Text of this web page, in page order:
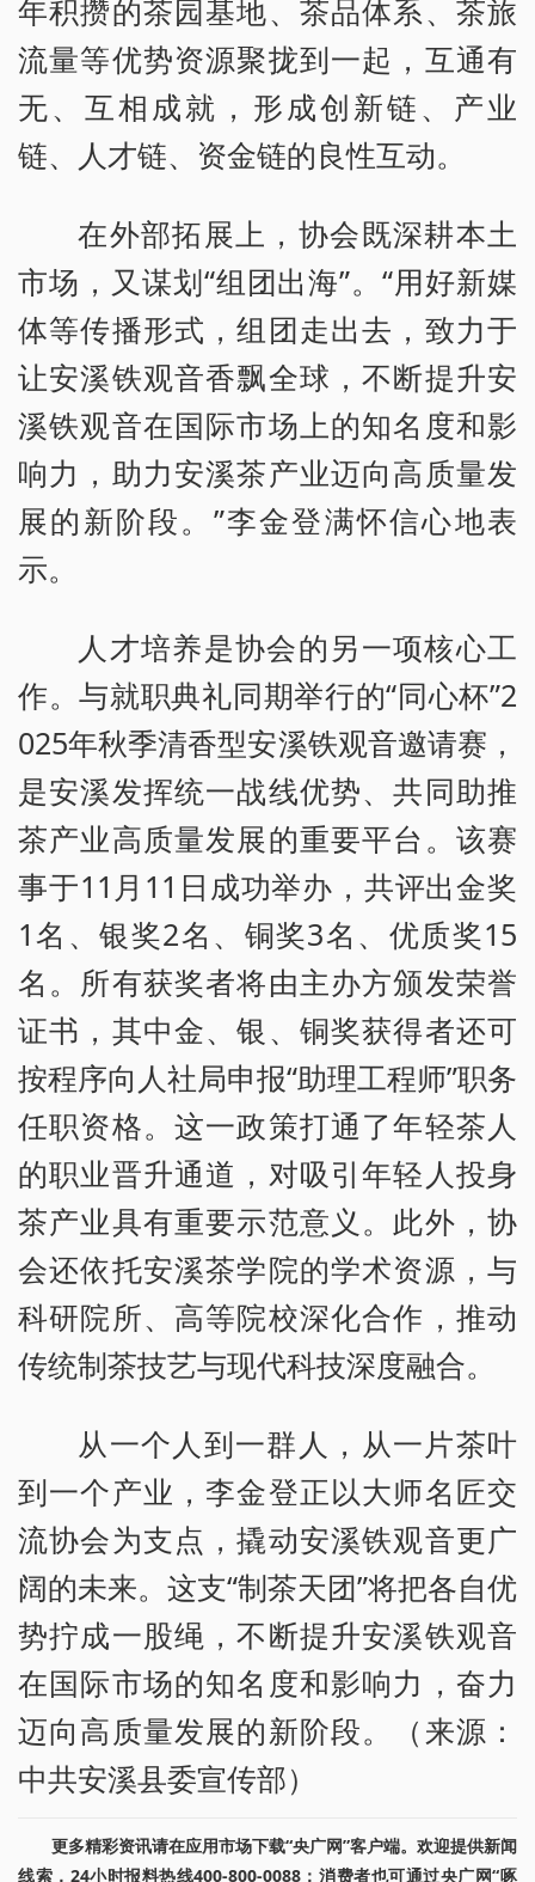
年积攒的茶园基地、茶品体系、茶旅
流量等优势资源聚拢到一起，互通有
无、互相成就，形成创新链、产业
链、人才链、资金链的良性互动。
在外部拓展上，协会既深耕本土
市场，又谋划“组团出海”。“用好新媒
体等传播形式，组团走出去，致力于
让安溪铁观音香飘全球，不断提升安
溪铁观音在国际市场上的知名度和影
响力，助力安溪茶产业迈向高质量发
展的新阶段。”李金登满怀信心地表
示。
人才培养是协会的另一项核心工
作。与就职典礼同期举行的“同心杯”2
025年秋季清香型安溪铁观音邀请赛，
是安溪发挥统一战线优势、共同助推
茶产业高质量发展的重要平台。该赛
事于11月11日成功举办，共评出金奖
1名、银奖2名、铜奖3名、优质奖15
名。所有获奖者将由主办方颁发荣誉
证书，其中金、银、铜奖获得者还可
按程序向人社局申报“助理工程师”职务
任职资格。这一政策打通了年轻茶人
的职业晋升通道，对吸引年轻人投身
茶产业具有重要示范意义。此外，协
会还依托安溪茶学院的学术资源，与
科研院所、高等院校深化合作，推动
传统制茶技艺与现代科技深度融合。
从一个人到一群人，从一片茶叶
到一个产业，李金登正以大师名匠交
流协会为支点，撬动安溪铁观音更广
阔的未来。这支“制茶天团”将把各自优
势拧成一股绳，不断提升安溪铁观音
在国际市场的知名度和影响力，奋力
迈向高质量发展的新阶段。（来源：
中共安溪县委宣传部）
更多精彩资讯请在应用市场下载“央广网”客户端。欢迎提供新闻
线索，24小时报料热线400-800-0088；消费者也可通过央广网“啄